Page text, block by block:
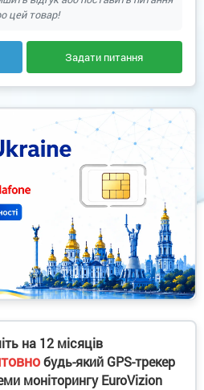
цей товар!
Задати питання
на 12 місяців
будь-який GPS-трекер
моніторингу EuroVizion